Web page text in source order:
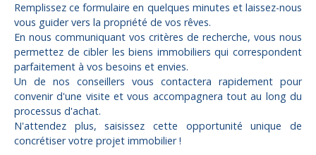
Remplissez ce formulaire en quelques minutes et laissez-nous
vous guider vers la propriété de vos rêves.
En nous communiquant vos critères de recherche, vous nous
permettez de cibler les biens immobiliers qui correspondent
parfaitement à vos besoins et envies.
Un de nos conseillers vous contactera rapidement pour
convenir d'une visite et vous accompagnera tout au long du
processus d'achat.
N'attendez plus, saisissez cette opportunité unique de
concrétiser votre projet immobilier !